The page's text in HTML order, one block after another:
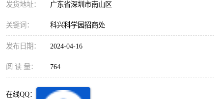
发货地址： 广东省深圳市南山区
关键词： 科兴科学园招商处
发布日期： 2024-04-16
阅 读 量： 764
在线QQ：
中心区
南山区
深圳超级总部基地 后海